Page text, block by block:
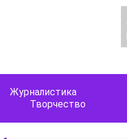
Журналистика
Творчество